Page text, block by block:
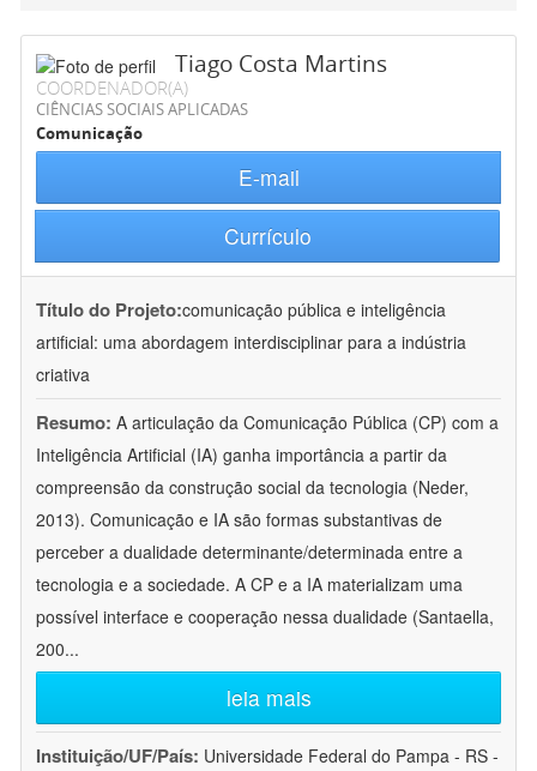
Tiago Costa Martins
COORDENADOR(A)
CIÊNCIAS SOCIAIS APLICADAS
Comunicação
E-mail
Currículo
Título do Projeto:comunicação pública e inteligência
artificial: uma abordagem interdisciplinar para a indústria
criativa
Resumo: A articulação da Comunicação Pública (CP) com a
Inteligência Artificial (IA) ganha importância a partir da
compreensão da construção social da tecnologia (Neder,
2013). Comunicação e IA são formas substantivas de
perceber a dualidade determinante/determinada entre a
tecnologia e a sociedade. A CP e a IA materializam uma
possível interface e cooperação nessa dualidade (Santaella,
200...
leia mais
Instituição/UF/País: Universidade Federal do Pampa - RS -